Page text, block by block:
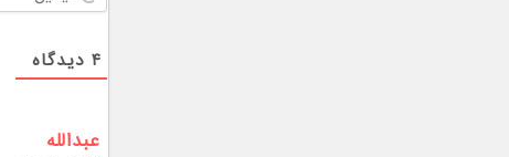
۴ دیدگاه
عبدالله